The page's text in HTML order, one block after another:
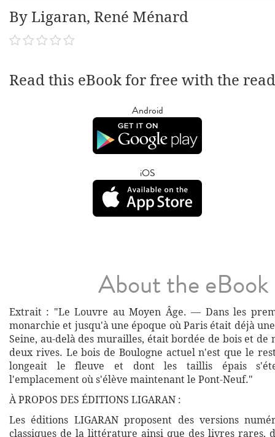
By Ligaran, René Ménard
Read this eBook for free with the
Android
iOS
About the eBook
Extrait : "Le Louvre au Moyen Âge. — Dans les
monarchie et jusqu'à une époque où Paris était déjà
Seine, au-delà des murailles, était bordée de bois et de
deux rives. Le bois de Boulogne actuel n'est que le
longeait le fleuve et dont les taillis épais
l'emplacement où s'élève maintenant le Pont-Neuf."
À PROPOS DES ÉDITIONS LIGARAN :
Les éditions LIGARAN proposent des versions
classiques de la littérature ainsi que des livres rares,